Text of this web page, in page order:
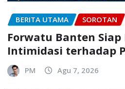
BERITA UTAMA SOROTAN
Forwatu Banten
Intimidasi terhadap
PM Agu 7, 2026